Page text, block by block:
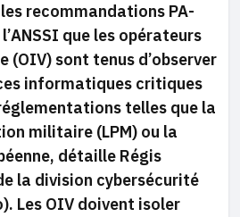
recommandations PA-
que les opérateurs
(OIV) sont tenus d’observer
informatiques critiques
telles que la
militaire (LPM) ou la
détaille Régis
la division cybersécurité
Les OIV doivent isoler